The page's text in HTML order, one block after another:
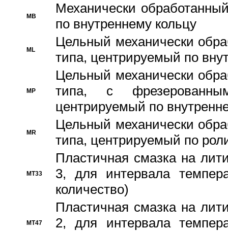
MB
Механически
по внутреннему кольцу
ML
Цельный механически
типа, центрируемый по
MP
Цельный механически
типа, с
центрируемый по
MR
Цельный механически
типа, центрируемый по
MT33
Пластичная смазка на
3, для интервала
количество)
MT47
Пластичная смазка на
2, для интервала